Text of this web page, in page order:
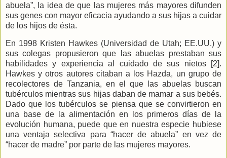
abuela”, la idea de que las mujeres más mayores difunden
sus genes con mayor eficacia ayudando a sus hijas a cuidar
de los hijos de ésta.
En 1998 Kristen Hawkes (Universidad de Utah; EE.UU.) y
sus colegas propusieron que las abuelas prestaban sus
habilidades y experiencia al cuidado de sus nietos [2].
Hawkes y otros autores citaban a los Hazda, un grupo de
recolectores de Tanzania, en el que las abuelas buscan
tubérculos mientras sus hijas daban de mamar a sus bebés.
Dado que los tubérculos se piensa que se convirtieron en
una base de la alimentación en los primeros días de la
evolución humana, puede que en nuestra especie hubiese
una ventaja selectiva para “hacer de abuela” en vez de
“hacer de madre” por parte de las mujeres mayores.